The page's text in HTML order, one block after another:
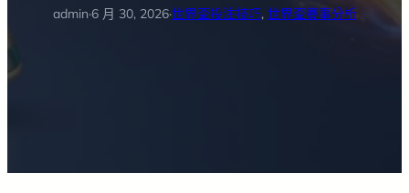
admin·6 月 30, 2026·世界盃投注技巧, 世界盃賽事分析